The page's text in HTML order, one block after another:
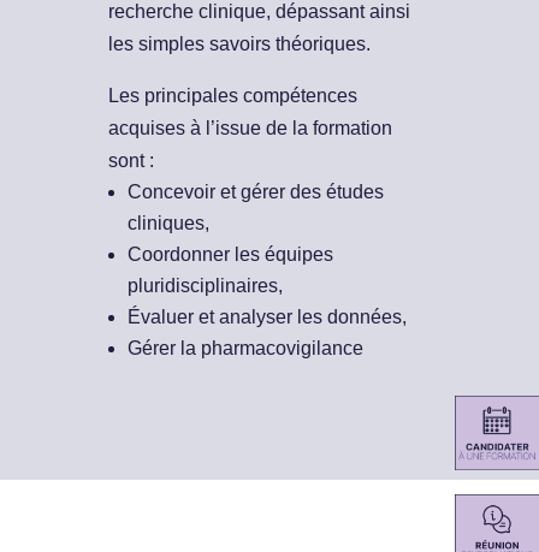
recherche clinique, dépassant ainsi
les simples savoirs théoriques.
Les principales compétences
acquises à l’issue de la formation
sont :
Concevoir et gérer des études
cliniques,
Coordonner les équipes
pluridisciplinaires,
Évaluer et analyser les données,
Gérer la pharmacovigilance